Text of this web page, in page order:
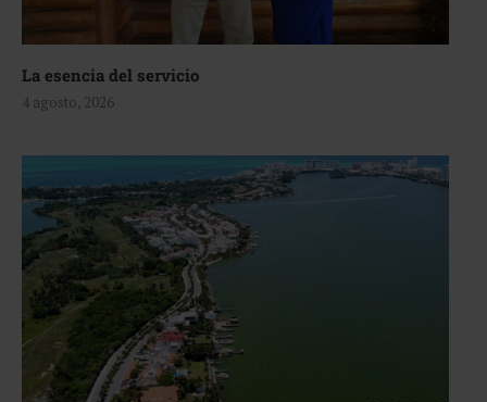
La esencia del servicio
4 agosto, 2026